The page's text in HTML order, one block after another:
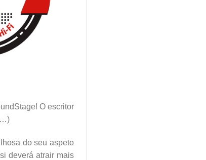
O escritor
do seu aspeto
deverá atrair mais